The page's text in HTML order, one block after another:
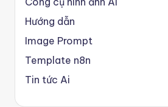
Hướng dẫn
Image Prompt
Template n8n
Tin tức Ai